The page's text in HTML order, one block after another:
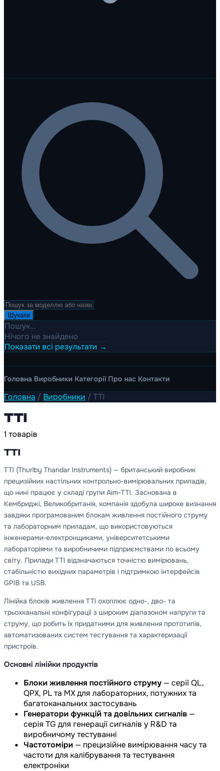
Шукати
Пошук...
Нічого не знайдено
Показати всі результати →
Головна Виробники Категорії Про нас Контакти
Головна / Виробники / TTI
TTI
1 товарів
TTI
TTI (Thurlby Thandar Instruments) — британський виробник
прецизійних настільних контрольно-вимірювальних приладів,
що нині працює у складі групи Aim-TTI. Заснована в
Кембриджі, Великобританія, компанія здобула широке визнання
завдяки програмованим блокам живлення постійного струму
та лабораторним приладам, що використовуються
інженерами-електронщиками, університетськими
лабораторіями та виробничими підприємствами по всьому
світу. Прилади TTI відзначаються точністю вимірювань,
стабільністю вихідних параметрів і підтримкою інтерфейсів
GPIB та USB.
Лінійка блоків живлення TTI охоплює одно-, дво- та
трьохканальні конфігурації з широким діапазоном напруги та
струму, що робить їх придатними для живлення прототипів,
автоматизованих систем тестування та характеризації
пристроїв.
Основні лінійки продуктів
Блоки живлення постійного струму — серії QL,
QPX, PL та MX для лабораторних, потужних та
багатоканальних застосувань
Генератори функцій та довільних сигналів —
серія TG для генерації сигналів у R&D та
виробничому тестуванні
Частотоміри — прецизійне вимірювання часу та
частоти для калібрування та тестування
електроніки